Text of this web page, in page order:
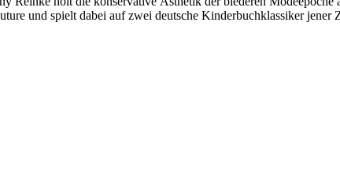
und spielt dabei auf zwei deutsche Kinderbuchklassiker